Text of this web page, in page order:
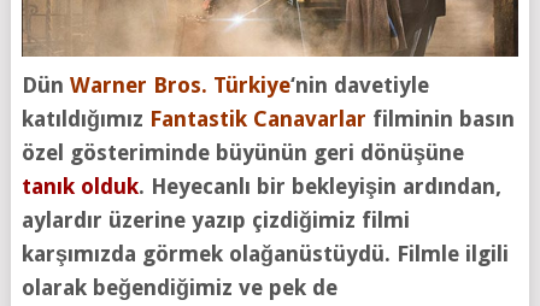
Dün Warner Bros. Türkiye‘nin davetiyle
katıldığımız Fantastik Canavarlar filminin basın
özel gösteriminde büyünün geri dönüşüne
tanık olduk. Heyecanlı bir bekleyişin ardından,
aylardır üzerine yazıp çizdiğimiz filmi
karşımızda görmek olağanüstüydü. Filmle ilgili
olarak beğendiğimiz ve pek de